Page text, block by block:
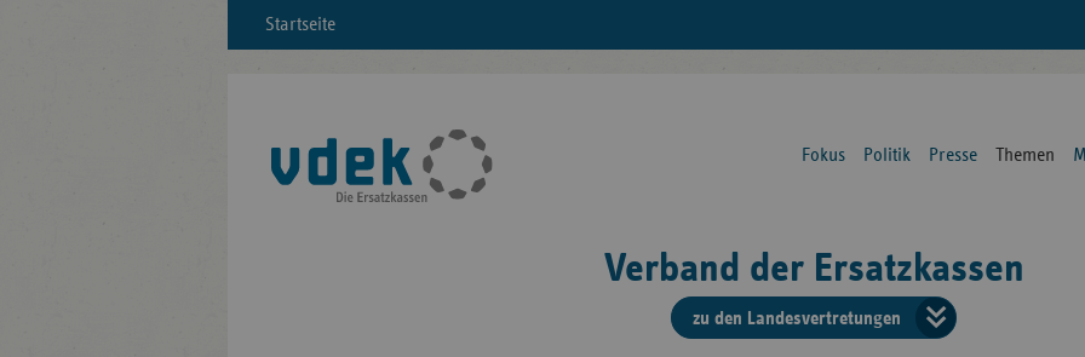
Startseite
Fokus Politik Presse Themen
Verband der Ersatzkassen
zu den Landesvertretungen